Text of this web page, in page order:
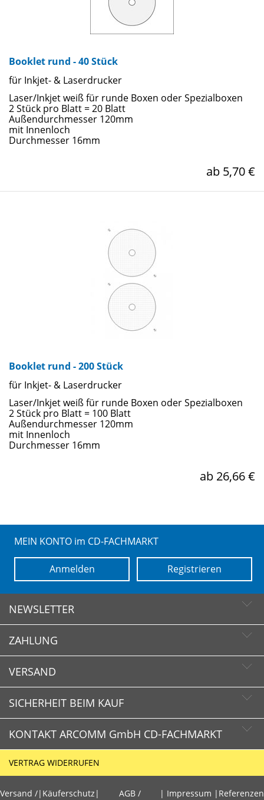
Booklet rund - 40 Stück
für Inkjet- & Laserdrucker
Laser/Inkjet weiß für runde Boxen oder Spezialboxen
2 Stück pro Blatt = 20 Blatt
Außendurchmesser 120mm
mit Innenloch
Durchmesser 16mm
ab 5,70 €
Booklet rund - 200 Stück
für Inkjet- & Laserdrucker
Laser/Inkjet weiß für runde Boxen oder Spezialboxen
2 Stück pro Blatt = 100 Blatt
Außendurchmesser 120mm
mit Innenloch
Durchmesser 16mm
ab 26,66 €
MEIN KONTO im CD-FACHMARKT
Registrieren
Anmelden
NEWSLETTER
Newsletter abonnieren
Newsletter abbestellen
ZAHLUNG
VERSAND
SICHERHEIT BEIM KAUF
CD-FACHMARKT.de
Schnelle Lieferzeiten
Käuferschutz
KONTAKT ARCOMM GmbH CD-FACHMARKT
+49 (0)30 351 26 92 80
VERTRAG WIDERRUFEN
Versand /| Käuferschutz | AGB / | Impressum | Referenzen